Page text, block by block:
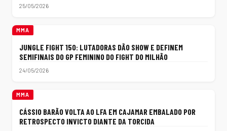
25/05/2026
MMA
JUNGLE FIGHT 150: LUTADORAS DÃO SHOW E DEFINEM
SEMIFINAIS DO GP FEMININO DO FIGHT DO MILHÃO
24/05/2026
MMA
CÁSSIO BARÃO VOLTA AO LFA EM CAJAMAR EMBALADO POR
RETROSPECTO INVICTO DIANTE DA TORCIDA